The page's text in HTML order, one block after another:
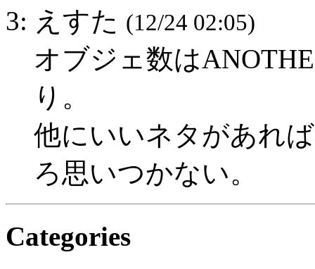
3: えすた (12/24 02:05)
オブジェ数は
り。
他にいいネタがあれ
ろ思いつかない。
Categories